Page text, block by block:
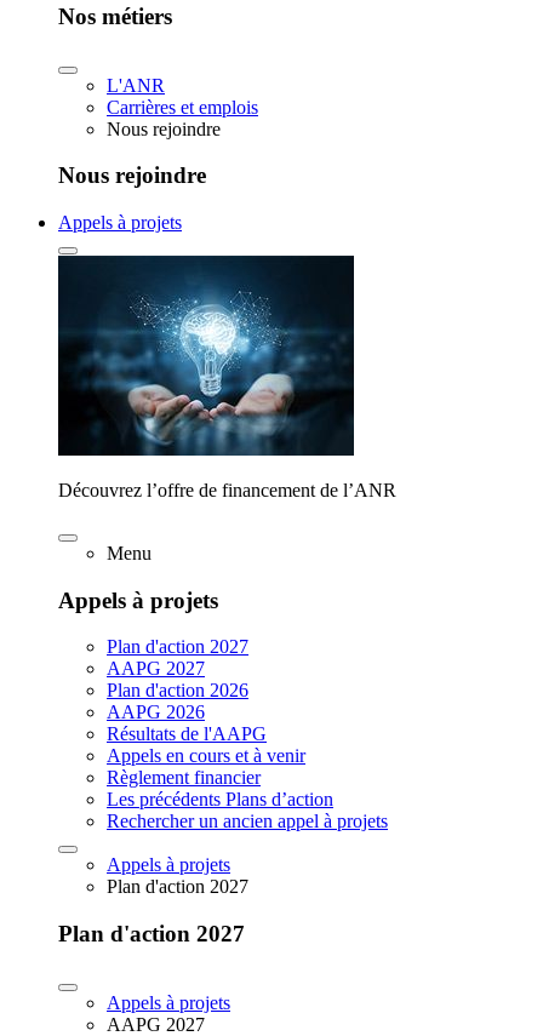
Nos métiers
L'ANR
Carrières et emplois
Nous rejoindre
Nous rejoindre
Appels à projets
Découvrez l’offre de financement de l’ANR
Menu
Appels à projets
Plan d'action 2027
AAPG 2027
Plan d'action 2026
AAPG 2026
Résultats de l'AAPG
Appels en cours et à venir
Règlement financier
Les précédents Plans d’action
Rechercher un ancien appel à projets
Appels à projets
Plan d'action 2027
Plan d'action 2027
Appels à projets
AAPG 2027